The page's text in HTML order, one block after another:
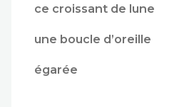
ce croissant de lune
une boucle d’oreille
égarée